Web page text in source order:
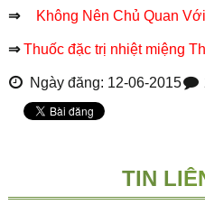
⇒ Không Nên Chủ Quan
⇒Thuốc đặc trị nhiệt miệng
Ngày đăng: 12-06-2015
TIN